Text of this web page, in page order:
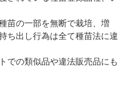
苗の一部を無断で栽培、増
ち出し行為は全て種苗法に違
での類似品や違法販売品にも